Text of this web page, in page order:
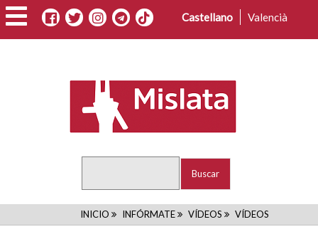
Pasar
al
contenido
Castellano Valencià
RUTA
INICIO INFÓRMATE VÍDEOS VÍDEOS